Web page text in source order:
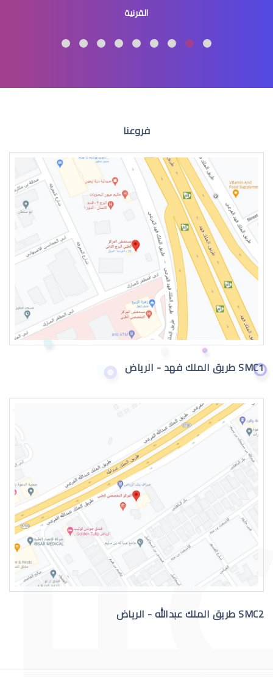
طبيب عيون اطفال في الرياض
دكتور عيون
دكتور عيون واتس اب
رقم دكتور عيون للاستشاره
القرنية
فروعنا
SMC1 طريق الملك فهد - الرياض
SMC2 طريق الملك عبدالله - الرياض